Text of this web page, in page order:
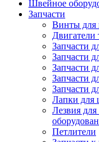
Швейное
Запчасти
Винты
Запчасти
Запчасти
Запчасти
Запчасти
Запчасти
Лапки для
Лезвия
Петлители